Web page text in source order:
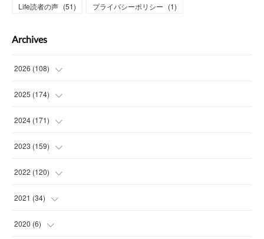
Life読者の声 (51) プライバシーポリシー (1)
Archives
2026 (108)
(6)
(15
(15
(13
2025 (174)
(14
(14
(15
(15
2024 (171)
(13
(13
(15
(
2023 (159)
(14
(14 )
(
2022 (120)
(14 )
( 13
2021 (34)
( )
2020 (6)